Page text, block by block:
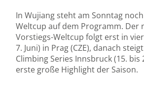
In Wujiang steht am Sonntag
Weltcup auf dem Programm. Der
Vorstiegs-Weltcup folgt erst in
7. Juni) in Prag (CZE), danach
Climbing Series Innsbruck (15. bis
erste große Highlight der Saison.